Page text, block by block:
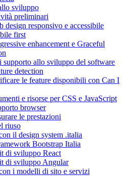
sviluppo
preliminari
design responsivo e accessibile
first
enhancement e Graceful
supporto allo sviluppo del software
detection
le feature disponibili con Can I
e risorse per CSS e JavaScript
browser
le prestazioni
riuso
il design system .italia
Bootstrap Italia
di sviluppo React
di sviluppo Angular
i modelli di sito e servizi